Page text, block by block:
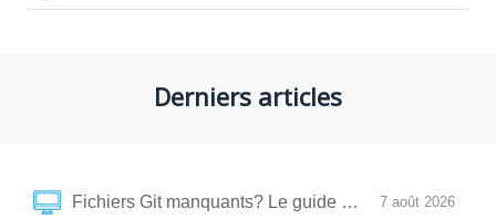
Derniers articles
7 août 2026
Fichiers Git manquants? Le guide pour tout